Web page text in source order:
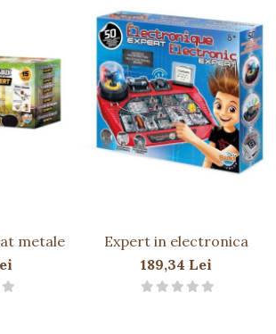
metale
Expert in electronica
189,34 Lei